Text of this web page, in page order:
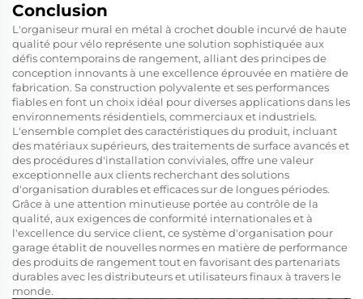
Conclusion
L'organiseur mural en métal à crochet double incurvé de haute
qualité pour vélo représente une solution sophistiquée aux
défis contemporains de rangement, alliant des principes de
conception innovants à une excellence éprouvée en matière de
fabrication. Sa construction polyvalente et ses performances
fiables en font un choix idéal pour diverses applications dans les
environnements résidentiels, commerciaux et industriels.
L'ensemble complet des caractéristiques du produit, incluant
des matériaux supérieurs, des traitements de surface avancés et
des procédures d'installation conviviales, offre une valeur
exceptionnelle aux clients recherchant des solutions
d'organisation durables et efficaces sur de longues périodes.
Grâce à une attention minutieuse portée au contrôle de la
qualité, aux exigences de conformité internationales et à
l'excellence du service client, ce système d'organisation pour
garage établit de nouvelles normes en matière de performance
des produits de rangement tout en favorisant des partenariats
durables avec les distributeurs et utilisateurs finaux à travers le
monde.